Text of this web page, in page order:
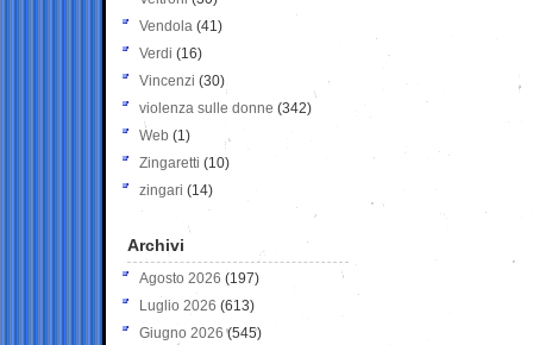
Vendola (41)
Verdi (16)
Vincenzi (30)
violenza sulle donne (342)
Web (1)
Zingaretti (10)
zingari (14)
Archivi
Agosto 2026 (197)
Luglio 2026 (613)
Giugno 2026 (545)